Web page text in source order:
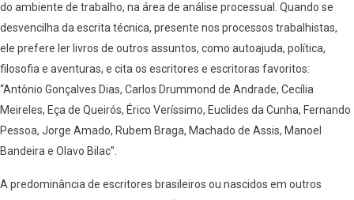
do ambiente de trabalho, na área de análise processual. Quando se
desvencilha da escrita técnica, presente nos processos trabalhistas,
ele prefere ler livros de outros assuntos, como autoajuda, política,
filosofia e aventuras, e cita os escritores e escritoras favoritos:
“Antônio Gonçalves Dias, Carlos Drummond de Andrade, Cecília
Meireles, Eça de Queirós, Érico Veríssimo, Euclides da Cunha, Fernando
Pessoa, Jorge Amado, Rubem Braga, Machado de Assis, Manoel
Bandeira e Olavo Bilac”.
A predominância de escritores brasileiros ou nascidos em outros